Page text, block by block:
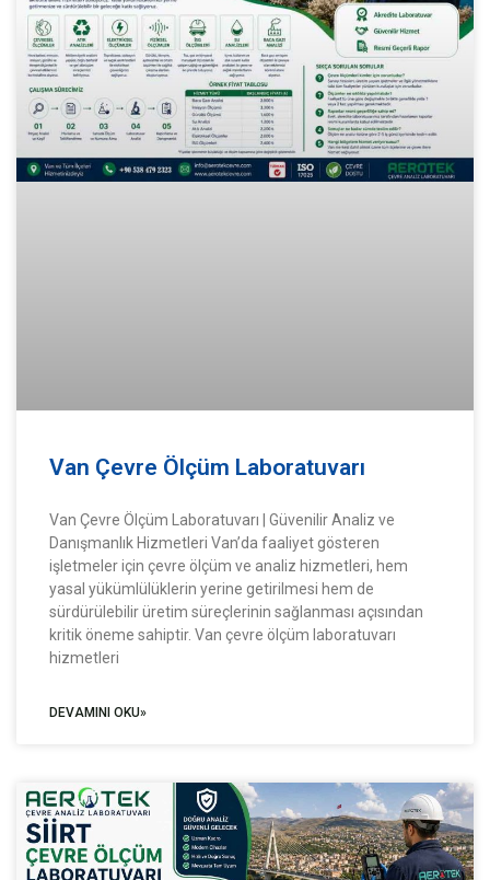
Van Çevre Ölçüm Laboratuvarı
Van Çevre Ölçüm Laboratuvarı | Güvenilir Analiz ve
Danışmanlık Hizmetleri Van’da faaliyet gösteren
işletmeler için çevre ölçüm ve analiz hizmetleri, hem
yasal yükümlülüklerin yerine getirilmesi hem de
sürdürülebilir üretim süreçlerinin sağlanması açısından
kritik öneme sahiptir. Van çevre ölçüm laboratuvarı
hizmetleri
DEVAMINI OKU»